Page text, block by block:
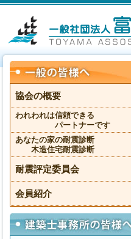
協会の概要
われわれは信頼できる
パートナーです
あなたの家の耐震診断
木造住宅耐震診断
耐震評定委員会
会員紹介